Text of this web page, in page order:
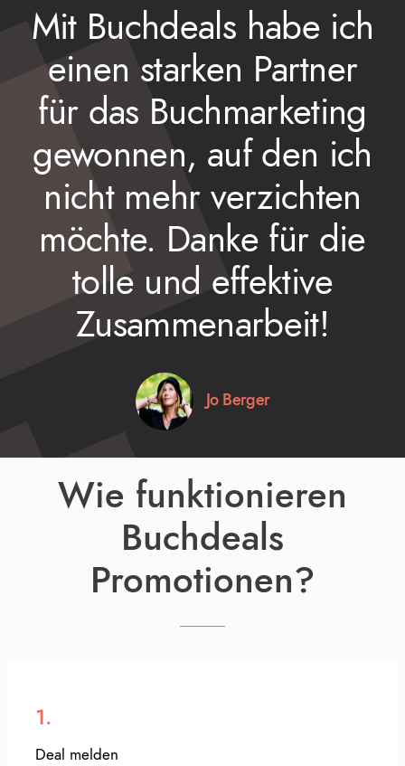
Mit Buchdeals habe ich
einen starken Partner
für das Buchmarketing
gewonnen, auf den ich
nicht mehr verzichten
möchte. Danke für die
tolle und effektive
Zusammenarbeit!
Jo Berger
Wie funktionieren
Buchdeals
Promotionen?
1.
Deal melden